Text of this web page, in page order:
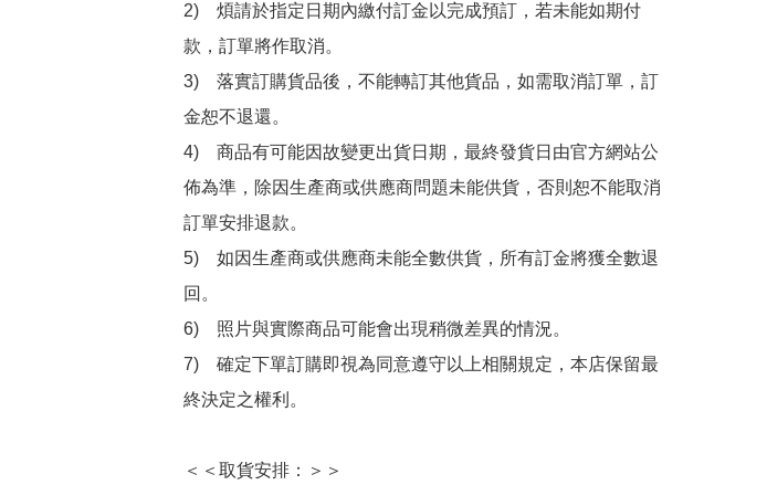
2)　煩請於指定日期內繳付訂金以完成預訂，若未能如期付
款，訂單將作取消。
3)　落實訂購貨品後，不能轉訂其他貨品，如需取消訂單，訂
金恕不退還。
4)　商品有可能因故變更出貨日期，最終發貨日由官方網站公
佈為準，除因生產商或供應商問題未能供貨，否則恕不能取消
訂單安排退款。
5)　如因生產商或供應商未能全數供貨，所有訂金將獲全數退
回。
6)　照片與實際商品可能會出現稍微差異的情況。
7)　確定下單訂購即視為同意遵守以上相關規定，本店保留最
終決定之權利。
＜＜取貨安排：＞＞